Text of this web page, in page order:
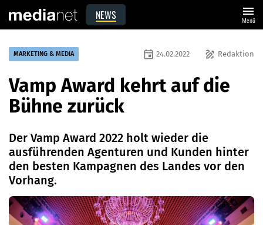
NEWS menu
Menü
MARKETING & MEDIA draw Redaktion
event 24.02.2022
Vamp Award kehrt auf die
Bühne zurück
Der Vamp Award 2022 holt wieder die
ausführenden Agenturen und Kunden hinter
den besten Kampagnen des Landes vor den
Vorhang.